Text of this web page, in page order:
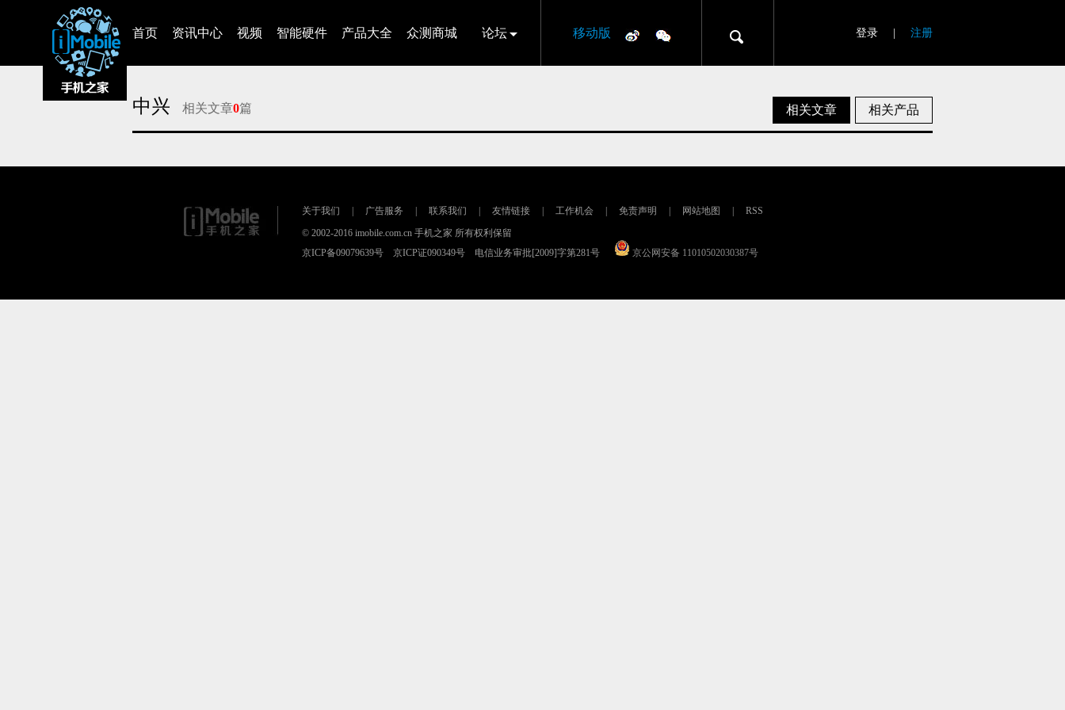
首页 资讯中心 视频 智能硬件 产品大全 众测商城 论坛 移动版 登录 注册
中兴 相关文章0篇 相关产品
相关文章
关于我们 广告服务 联系我们 友情链接 工作机会 免责声明 网站地图
RSS
© 2002-2016 imobile.com.cn 手机之家 所有权利保留
京ICP备09079639号 京ICP证090349号 电信业务审批[2009]字第281号
京公网安备 11010502030387号